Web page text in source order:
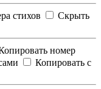
стихов
Скрыть
номер
Копировать с